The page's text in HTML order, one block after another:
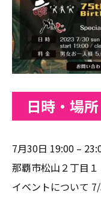
日時・場所
7月30日 19:00 –
那覇市松山２丁目
イベントについて